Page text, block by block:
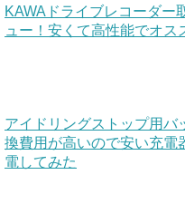
KAWAドライブレコーダー
ュー！安くて高性能でオス
アイドリングストップ用バ
換費用が高いので安い充電
電してみた